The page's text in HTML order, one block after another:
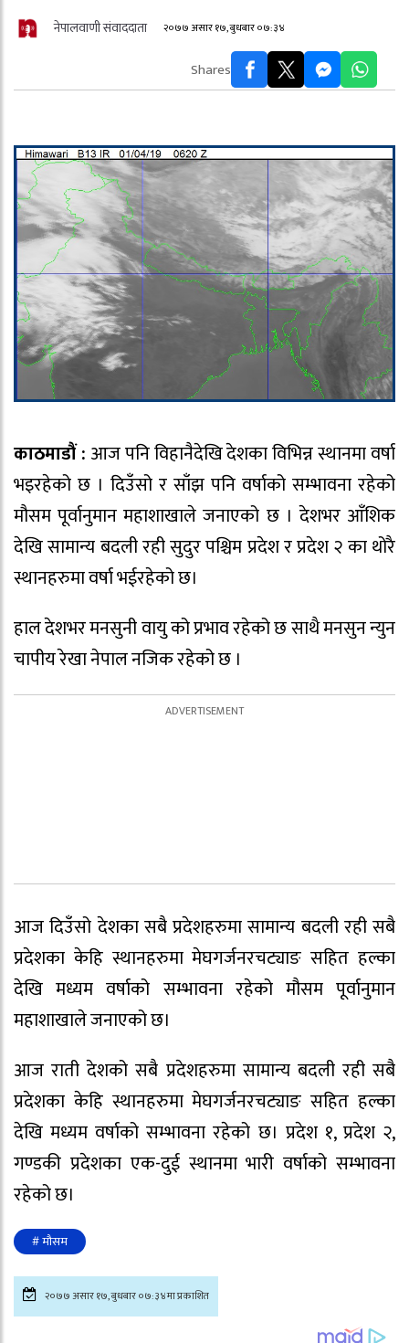
नेपालवाणी संवाददाता २०७७ असार १७, बुधबार ०७:३४
Shares
काठमाडौं : आज पनि विहानैदेखि देशका विभिन्न स्थानमा वर्षा
भइरहेको छ । दिउँसो र साँझ पनि वर्षाको सम्भावना रहेको
मौसम पूर्वानुमान महाशाखाले जनाएको छ । देशभर आँशिक
देखि सामान्य बदली रही सुदुर पश्चिम प्रदेश र प्रदेश २ का थोरै
स्थानहरुमा वर्षा भईरहेको छ।
हाल देशभर मनसुनी वायु को प्रभाव रहेको छ साथै मनसुन न्युन
चापीय रेखा नेपाल नजिक रहेको छ ।
आज दिउँसो देशका सबै प्रदेशहरुमा सामान्य बदली रही सबै
प्रदेशका केहि स्थानहरुमा मेघगर्जनरचट्याङ सहित हल्का
देखि मध्यम वर्षाको सम्भावना रहेको मौसम पूर्वानुमान
महाशाखाले जनाएको छ।
आज राती देशको सबै प्रदेशहरुमा सामान्य बदली रही सबै
प्रदेशका केहि स्थानहरुमा मेघगर्जनरचट्याङ सहित हल्का
देखि मध्यम वर्षाको सम्भावना रहेको छ। प्रदेश १, प्रदेश २,
गण्डकी प्रदेशका एक-दुई स्थानमा भारी वर्षाको सम्भावना
रहेको छ।
# मौसम
२०७७ असार १७, बुधबार ०७:३४मा प्रकाशित